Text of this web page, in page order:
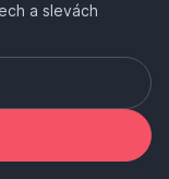
a slevách